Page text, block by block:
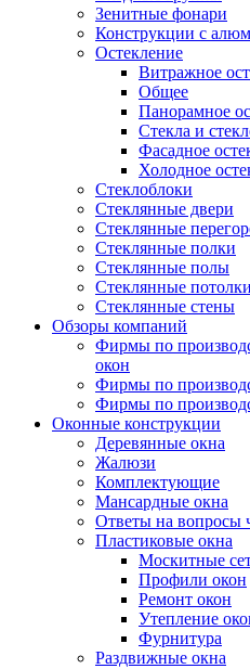
Зенитные фонари
Конструкции с
Остекление
Витражное
Общее
Панорамное
Стекла и
Фасадное
Холодное
Стеклоблоки
Стеклянные двери
Стеклянные
Стеклянные полки
Стеклянные полы
Стеклянные потолки
Стеклянные стены
Обзоры компаний
Фирмы по
окон
Фирмы по
Фирмы по
Оконные конструкции
Деревянные окна
Жалюзи
Комплектующие
Мансардные окна
Ответы на вопросы
Пластиковые окна
Москитные
Профили окон
Ремонт окон
Утепление
Фурнитура
Раздвижные окна